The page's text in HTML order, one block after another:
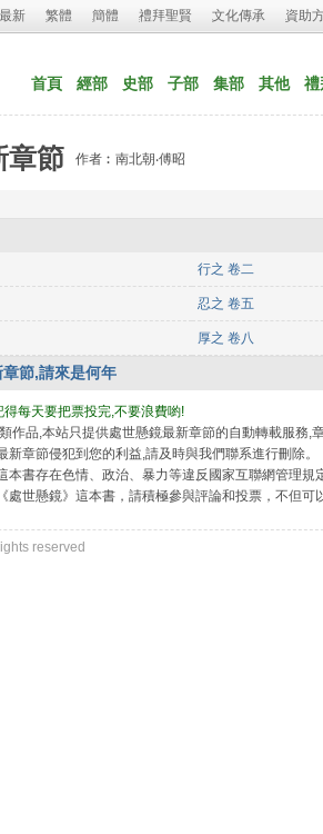
最新 繁體 簡體 禮拜聖賢 文化傳承 資助
首頁 經部 史部 子部 集部 其他 禮
章節 作者︰南北朝‧傅昭
行之 卷二
忍之 卷五
厚之 卷八
節,請來是何年
每天要把票投完,不要浪費喲!
作品,本站只提供處世懸鏡最新章節的自動轉載服務,
新章節侵犯到您的利益,請及時與我們聯系進行刪除。
本書存在色情、政治、暴力等違反國家互聯網管理
處世懸鏡》這本書，請積極參與評論和投票，不但
reserved